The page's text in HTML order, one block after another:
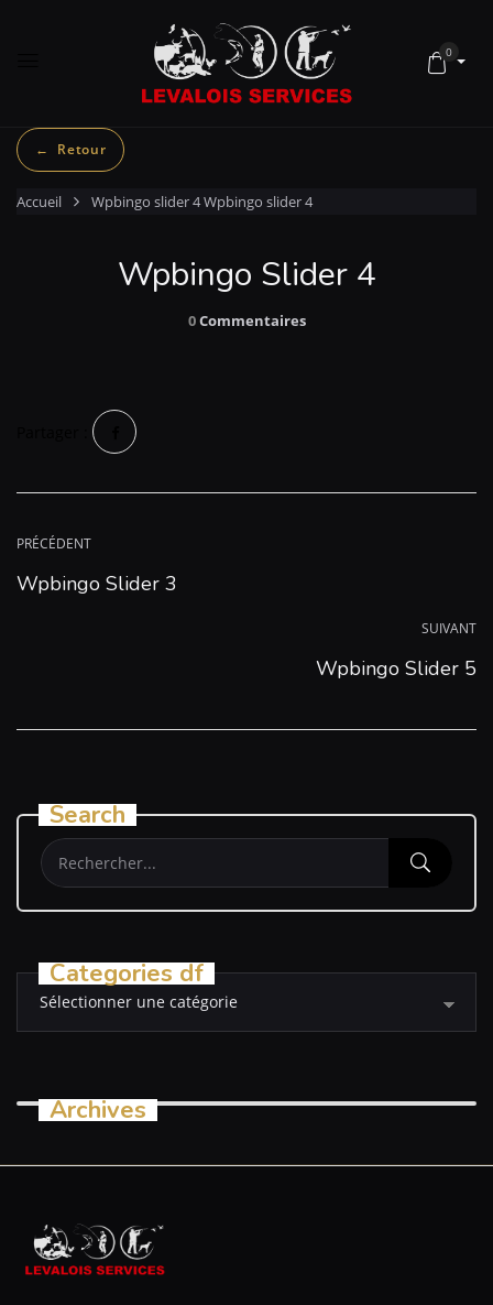
0
Accueil Wpbingo slider 4Wpbingo slider 4
Wpbingo Slider 4
0Commentaires
Search
Categories df
Archives
PRÉCÉDENT
Wpbingo Slider 3
SUIVANT
Wpbingo Slider 5